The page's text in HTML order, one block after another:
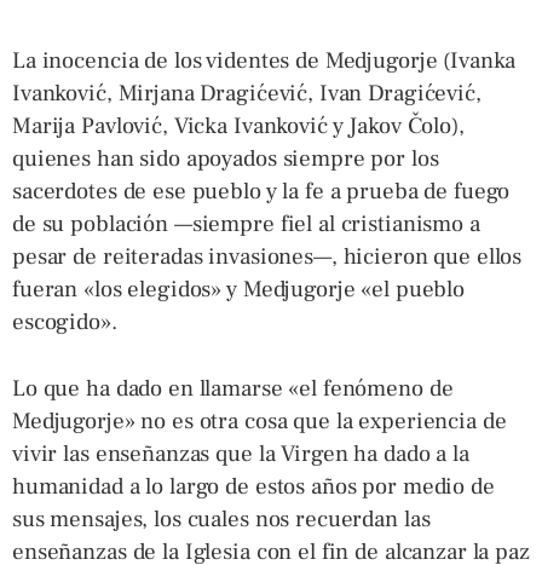
La inocencia de los videntes de Medjugorje (Ivanka
Ivanković, Mirjana Dragićević, Ivan Dragićević,
Marija Pavlović, Vicka Ivanković y Jakov Čolo),
quienes han sido apoyados siempre por los
sacerdotes de ese pueblo y la fe a prueba de fuego
de su población —siempre fiel al cristianismo a
pesar de reiteradas invasiones—, hicieron que ellos
fueran «los elegidos» y Medjugorje «el pueblo
escogido».
Lo que ha dado en llamarse «el fenómeno de
Medjugorje» no es otra cosa que la experiencia de
vivir las enseñanzas que la Virgen ha dado a la
humanidad a lo largo de estos años por medio de
sus mensajes, los cuales nos recuerdan las
enseñanzas de la Iglesia con el fin de alcanzar la paz